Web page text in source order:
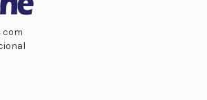
com